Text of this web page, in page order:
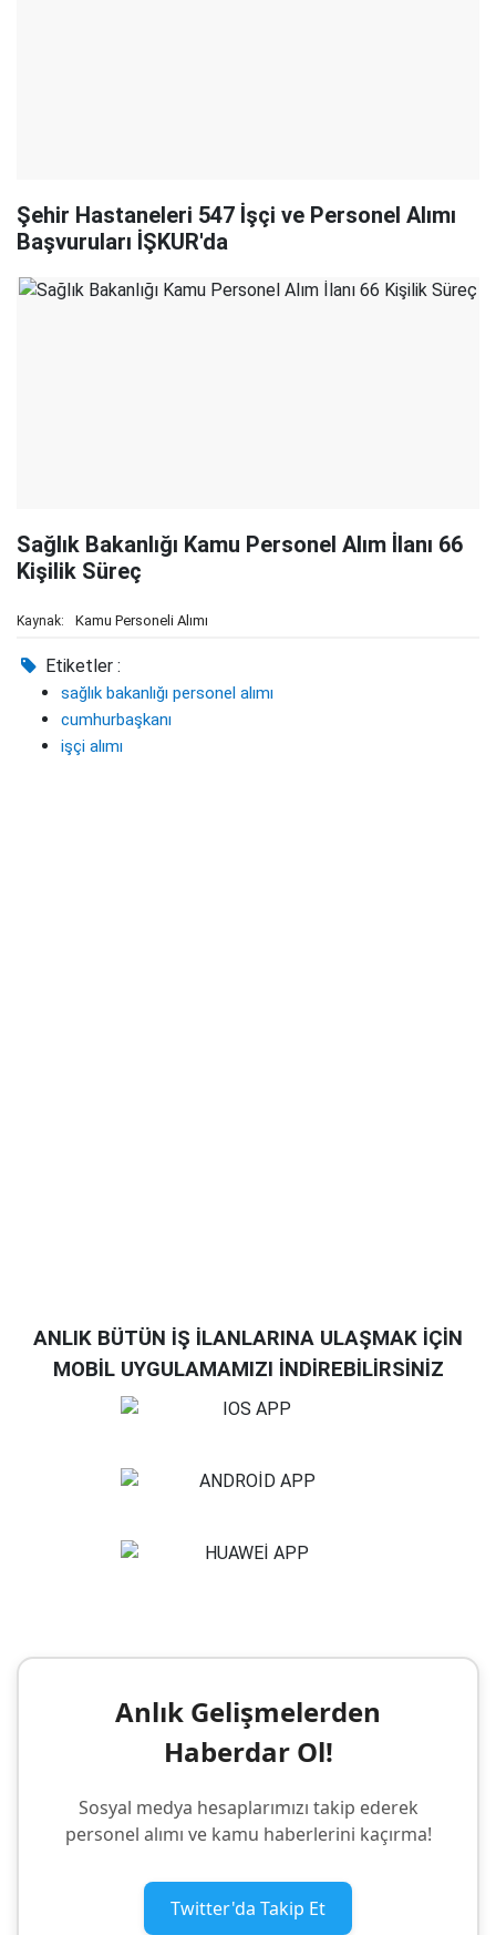
Şehir Hastaneleri 547 İşçi ve Personel Alımı
Başvuruları İŞKUR'da
Sağlık Bakanlığı Kamu Personel Alım İlanı 66
Kişilik Süreç
Kaynak: Kamu Personeli Alımı
Etiketler :
sağlık bakanlığı personel alımı
cumhurbaşkanı
işçi alımı
ANLIK BÜTÜN İŞ İLANLARINA ULAŞMAK İÇİN
MOBİL UYGULAMAMIZI İNDİREBİLİRSİNİZ
Anlık Gelişmelerden
Haberdar Ol!
Sosyal medya hesaplarımızı takip ederek
personel alımı ve kamu haberlerini kaçırma!
Twitter'da Takip Et